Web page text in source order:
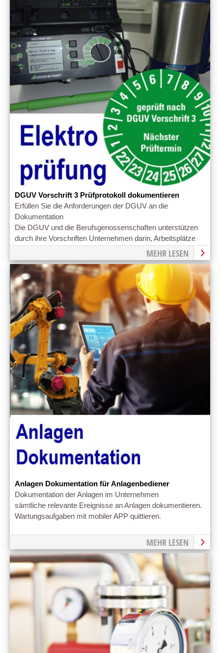
DGUV Vorschrift 3 Prüfprotokoll dokumentieren
Erfüllen Sie die Anforderungen der DGUV an die
Dokumentation
Die DGUV und die Berufsgenossenschaften unterstützen
durch ihre Vorschriften Unternehmen darin, Arbeitsplätze
MEHR LESEN
Anlagen Dokumentation für Anlagenbediener
Dokumentation der Anlagen im Unternehmen
sämtliche relevante Ereignisse an Anlagen dokumentieren.
Wartungsaufgaben mit mobiler APP quittieren.
MEHR LESEN